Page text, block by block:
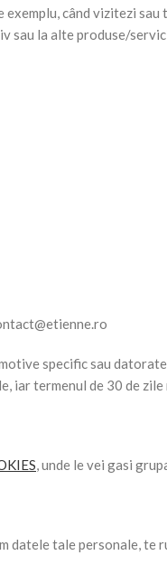
când vizitezi sau
sau la alte produse/
specific sau
iar termenul de 30 de zile
, unde le vei gasi
tale personale, te